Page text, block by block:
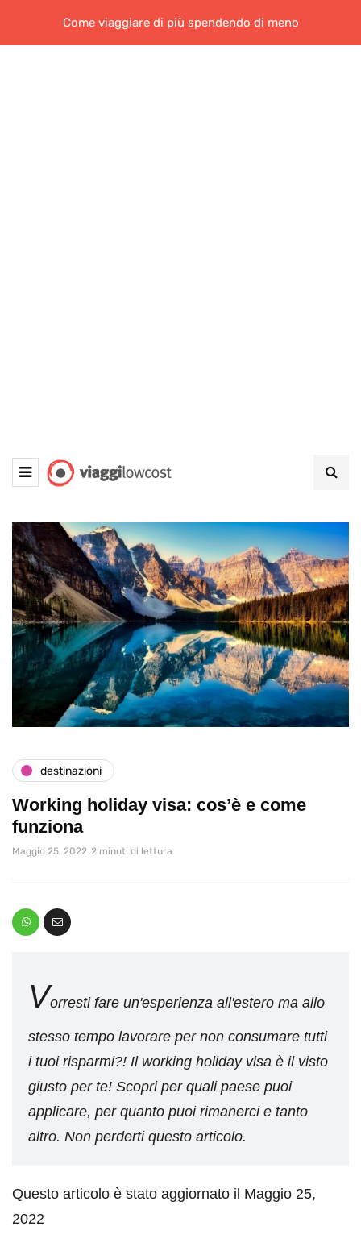
Come viaggiare di più spendendo di meno
destinazioni
Working holiday visa: cos’è e come
funziona
Maggio 25, 2022 2 minuti di lettura
Vorresti fare un'esperienza all'estero ma allo
stesso tempo lavorare per non consumare tutti
i tuoi risparmi?! Il working holiday visa è il visto
giusto per te! Scopri per quali paese puoi
applicare, per quanto puoi rimanerci e tanto
altro. Non perderti questo articolo.
Questo articolo è stato aggiornato il Maggio 25,
2022